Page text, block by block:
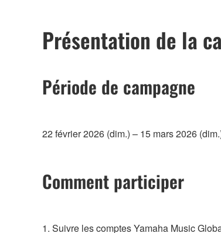
Présentation de la
Période de campagne
22 février 2026 (dim.) – 15 mars 2026
Comment participer
1. Suivre les comptes Yamaha Music